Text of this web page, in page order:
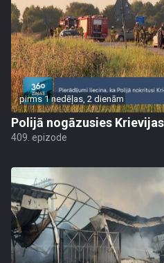
pirms 1 nedēļas, 2 dienām
Polijā nogāzusies
409. epizode